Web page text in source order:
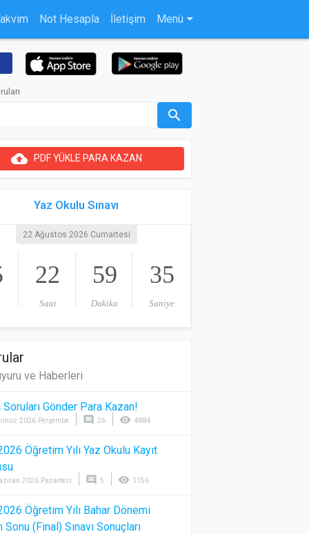
Not Hesapla İletişim Menü
search
cloud_uploadPDF YÜKLE PARA KAZAN
Yaz Okulu Sınavı
22 Ağustos 2026 Cumartesi
22
Saat
59
Dakika
34
Saniye
ve Haberleri
Soruları Gönder Para Kazan!
2026 Perşembe comment 26 visibility 4884
Öğretim Yılı Yaz Okulu Kayıt
2026 Pazartesi comment 5 visibility 1156
Öğretim Yılı Bahar Dönemi
Sonu (Final) Sınavı Sonuçları